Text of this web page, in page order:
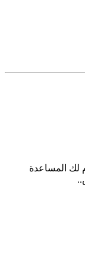
لك المساعدة